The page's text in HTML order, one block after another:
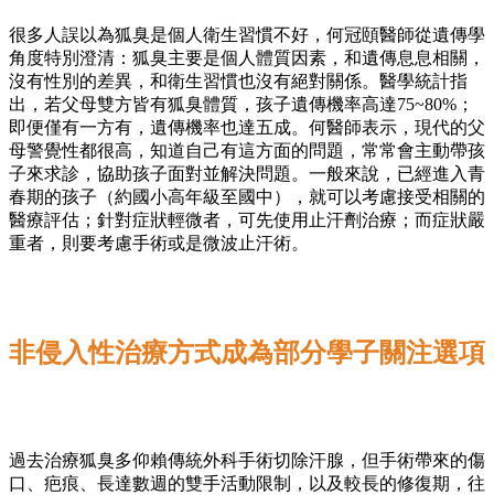
很多人誤以為狐臭是個人衛生習慣不好，何冠頤醫師從遺傳學
角度特別澄清：狐臭主要是個人體質因素，和遺傳息息相關，
沒有性別的差異，和衛生習慣也沒有絕對關係。醫學統計指
出，若父母雙方皆有狐臭體質，孩子遺傳機率高達75~80%；
即便僅有一方有，遺傳機率也達五成。何醫師表示，現代的父
母警覺性都很高，知道自己有這方面的問題，常常會主動帶孩
子來求診，協助孩子面對並解決問題。一般來說，已經進入青
春期的孩子（約國小高年級至國中），就可以考慮接受相關的
醫療評估；針對症狀輕微者，可先使用止汗劑治療；而症狀嚴
重者，則要考慮手術或是微波止汗術。
非侵入性治療方式成為部分學子關注選項
過去治療狐臭多仰賴傳統外科手術切除汗腺，但手術帶來的傷
口、疤痕、長達數週的雙手活動限制，以及較長的修復期，往